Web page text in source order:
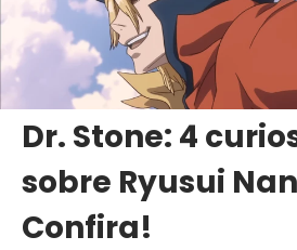
Dr. Stone: 4
sobre Ryusui
Confira!